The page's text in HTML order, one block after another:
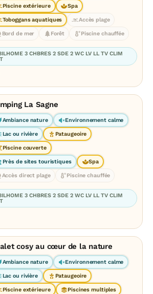
Piscine extérieure Spa
Toboggans aquatiques Accès plage
Bord de mer Forêt Piscine chauffée
3 CHBRES 2 SDE 2 WC LV LL TV CLIM
La Sagne
Ambiance nature Environnement calme
Lac ou rivière Pataugeoire
Piscine couverte
Près de sites touristiques Spa
Accès direct plage Piscine chauffée
3 CHBRES 2 SDE 2 WC LV LL TV CLIM
cosy au cœur de la nature
Ambiance nature Environnement calme
Lac ou rivière Pataugeoire
Piscine extérieure Piscines multiples